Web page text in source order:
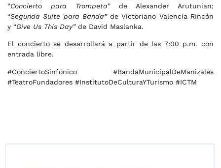
“Concierto para Trompeta” de Alexander Arutunian;
“Segunda Suite para Banda”de Victoriano Valencia Rincón
y “Give Us This Day”de David Maslanka.
El concierto se desarrollará a partir de las 7:00 p.m. con
entrada libre.
#ConciertoSinfónico #BandaMunicipalDeManizales
#TeatroFundadores #InstitutoDeCulturaYTurismo #ICTM